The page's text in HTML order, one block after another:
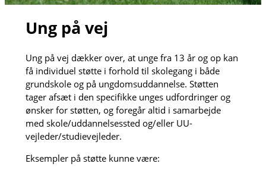
Ung på vej
Ung på vej dækker over, at unge fra 13 år og op kan
få individuel støtte i forhold til skolegang i både
grundskole og på ungdomsuddannelse. Støtten
tager afsæt i den specifikke unges udfordringer og
ønsker for støtten, og foregår altid i samarbejde
med skole/uddannelsessted og/eller UU-
vejleder/studievejleder.
Eksempler på støtte kunne være: